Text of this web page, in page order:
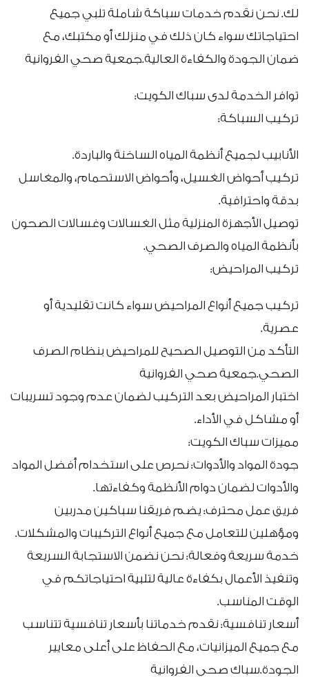
لك. نحن نقدم خدمات سباكة شاملة تلبي جميع
احتياجاتك سواء كان ذلك في منزلك أو مكتبك، مع
ضمان الجودة والكفاءة العالية.جمعية صحي الفروانية
توافر الخدمة لدى سباك الكويت:
تركيب السباكة:
الأنابيب لجميع أنظمة المياه الساخنة والباردة.
تركيب أحواض الغسيل، وأحواض الاستحمام، والمغاسل
بدقة واحترافية.
توصيل الأجهزة المنزلية مثل الغسالات وغسالات الصحون
بأنظمة المياه والصرف الصحي.
تركيب المراحيض:
تركيب جميع أنواع المراحيض سواء كانت تقليدية أو
عصرية.
التأكد من التوصيل الصحيح للمراحيض بنظام الصرف
الصحي.جمعية صحي الفروانية
اختبار المراحيض بعد التركيب لضمان عدم وجود تسريبات
أو مشاكل في الأداء.
مميزات سباك الكويت:
جودة المواد والأدوات: نحرص على استخدام أفضل المواد
والأدوات لضمان دوام الأنظمة وكفاءتها.
فريق عمل محترف: يضم فريقنا سباكين مدربين
ومؤهلين للتعامل مع جميع أنواع التركيبات والمشكلات.
خدمة سريعة وفعالة: نحن نضمن الاستجابة السريعة
وتنفيذ الأعمال بكفاءة عالية لتلبية احتياجاتكم في
الوقت المناسب.
أسعار تنافسية: نقدم خدماتنا بأسعار تنافسية تتناسب
مع جميع الميزانيات، مع الحفاظ على أعلى معايير
الجودة.سباك صحي الفروانية